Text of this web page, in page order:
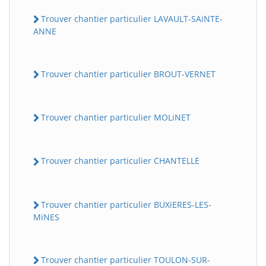
Trouver chantier particulier LAVAULT-SAiNTE-
ANNE
Trouver chantier particulier BROUT-VERNET
Trouver chantier particulier MOLiNET
Trouver chantier particulier CHANTELLE
Trouver chantier particulier BUXiERES-LES-
MiNES
Trouver chantier particulier TOULON-SUR-